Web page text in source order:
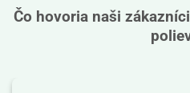
Čo hovoria naši